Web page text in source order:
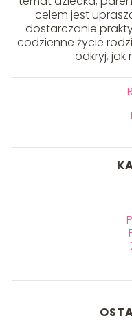
celem jest
dostarczanie
codzienne życie
odkryj, jak